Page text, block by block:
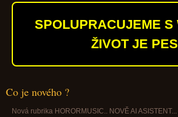
SPOLUPRACUJEME S
ŽIVOT JE PES
Co je nového ?
Nová rubrika HORORMUSIC.. NOVĚ AI